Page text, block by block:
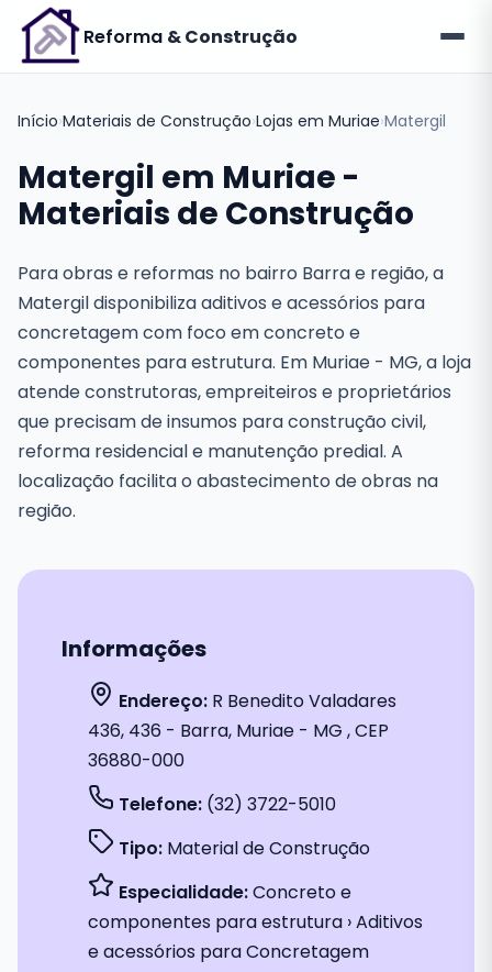
Reforma & Construção
Início›Materiais de Construção›Lojas em Muriae›Matergil
Matergil em Muriae -
Materiais de Construção
Para obras e reformas no bairro Barra e região, a
Matergil disponibiliza aditivos e acessórios para
concretagem com foco em concreto e
componentes para estrutura. Em Muriae - MG, a loja
atende construtoras, empreiteiros e proprietários
que precisam de insumos para construção civil,
reforma residencial e manutenção predial. A
localização facilita o abastecimento de obras na
região.
Informações
Endereço: R Benedito Valadares
436, 436 - Barra, Muriae - MG , CEP
36880-000
Telefone: (32) 3722-5010
Tipo: Material de Construção
Especialidade:Concreto e
componentes para estrutura › Aditivos
e acessórios para Concretagem